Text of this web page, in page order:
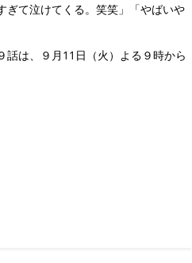
ぎて泣けてくる。笑笑」「やばいや
は、９月11日（火）よる９時から